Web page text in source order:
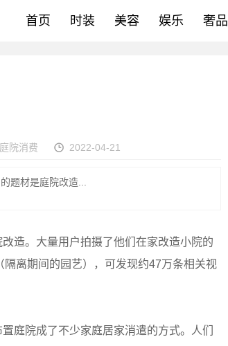
首页 时装 美容 娱乐 奢品
庭院消费 2022-04-21
题材是庭院改造...
造。大量用户拍摄了他们在家改造小院的
离期间的园艺），可发现约47万条相关视
庭院成了不少家庭居家消遣的方式。人们